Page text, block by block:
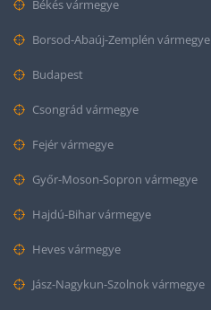
Békés vármegye
Borsod-Abaúj-Zemplén vármegye
Budapest
Csongrád vármegye
Fejér vármegye
Győr-Moson-Sopron vármegye
Hajdú-Bihar vármegye
Heves vármegye
Jász-Nagykun-Szolnok vármegye